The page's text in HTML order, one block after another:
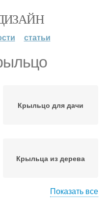
статьи
Крыльцо для дачи
Крыльца из дерева
Показать все